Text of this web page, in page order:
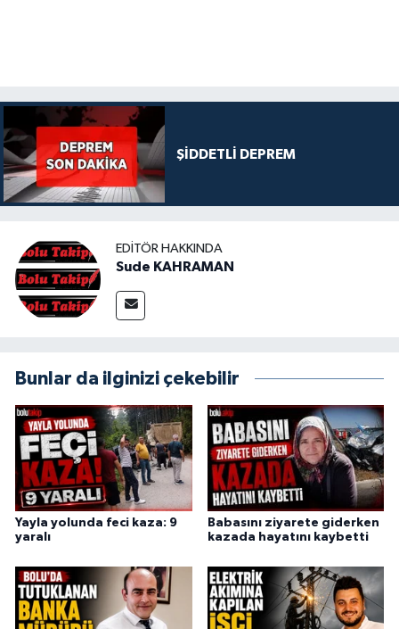
ŞİDDETLİ DEPREM
EDITÖR HAKKINDA
Sude KAHRAMAN
Bunlar da ilginizi çekebilir
Yayla yolunda feci kaza: 9
yaralı
Babasını ziyarete giderken
kazada hayatını kaybetti